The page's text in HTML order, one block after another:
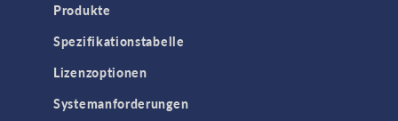
Produkte
Spezifikationstabelle
Lizenzoptionen
Systemanforderungen